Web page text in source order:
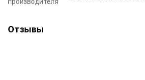
Отзывы